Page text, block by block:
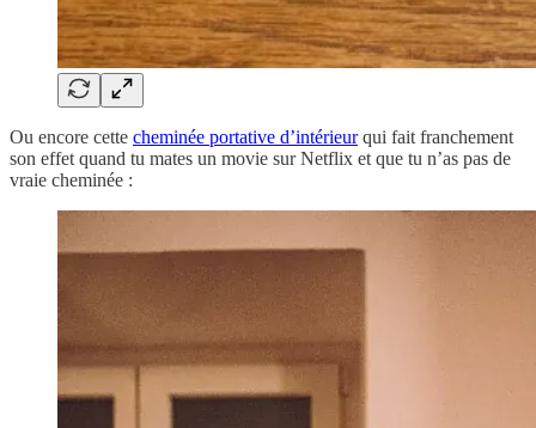
Ou encore cette cheminée portative d’intérieurqui fait franchement
son effet quand tu mates un movie sur Netflix et que tu n’as pas de
vraie cheminée :